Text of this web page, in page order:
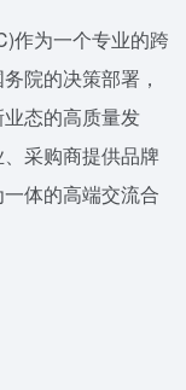
作为一个专业的跨
院的决策部署，
态的高质量发
采购商提供品牌
体的高端交流合